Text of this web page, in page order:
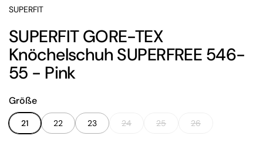
SUPERFIT
SUPERFIT GORE-TEX
Knöchelschuh SUPERFREE 546-
55 - Pink
Größe
21 22 23 24 25 26